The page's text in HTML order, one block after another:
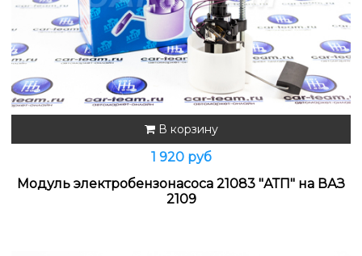
В корзину
1 920 руб
Модуль электробензонасоса 21083 "АТП" на ВАЗ
2109